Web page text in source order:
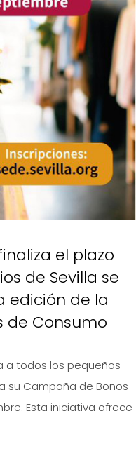
el plazo
de Sevilla se
edición de la
de Consumo
a todos los pequeños
su Campaña de Bonos
Esta iniciativa ofrece